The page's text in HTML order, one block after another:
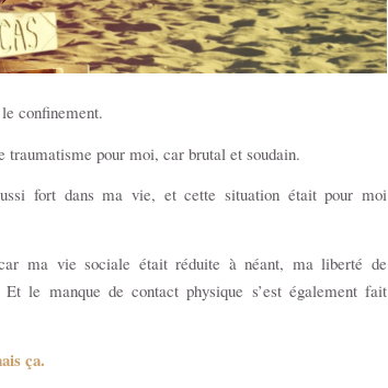
confinement.
pour moi, car brutal et soudain.
fort dans ma vie, et cette situation était pour moi
ma vie sociale était réduite à néant, ma liberté de
le manque de contact physique s’est également fait
ça.